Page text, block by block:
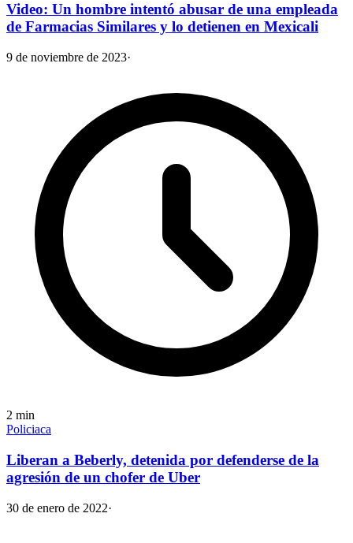
Video: Un hombre intentó abusar de una empleada
de Farmacias Similares y lo detienen en Mexicali
9 de noviembre de 2023·
2 min
Policiaca
Liberan a Beberly, detenida por defenderse de la
agresión de un chofer de Uber
30 de enero de 2022·